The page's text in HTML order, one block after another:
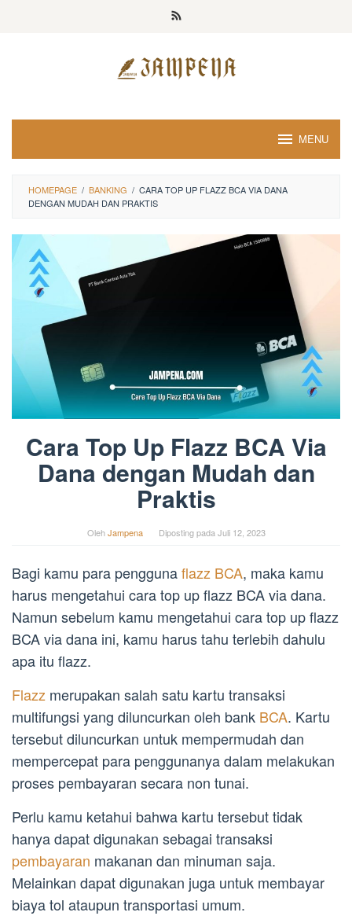
MENU
HOMEPAGE / BANKING / CARA TOP UP FLAZZ BCA VIA DANA
DENGAN MUDAH DAN PRAKTIS
Cara Top Up Flazz BCA Via
Dana dengan Mudah dan
Praktis
OlehJampena Diposting pada Juli 12, 2023
Bagi kamu para penggunaflazz BCA, maka kamu
harus mengetahui cara top up flazz BCA via dana.
Namun sebelum kamu mengetahui cara top up flazz
BCA via dana ini, kamu harus tahu terlebih dahulu
apa itu flazz.
Flazz merupakan salah satu kartu transaksi
multifungsi yang diluncurkan oleh bank BCA. Kartu
tersebut diluncurkan untuk mempermudah dan
mempercepat para penggunanya dalam melakukan
proses pembayaran secara non tunai.
Perlu kamu ketahui bahwa kartu tersebut tidak
hanya dapat digunakan sebagai transaksi
pembayaran makanan dan minuman saja.
Melainkan dapat digunakan juga untuk membayar
biaya tol ataupun transportasi umum.